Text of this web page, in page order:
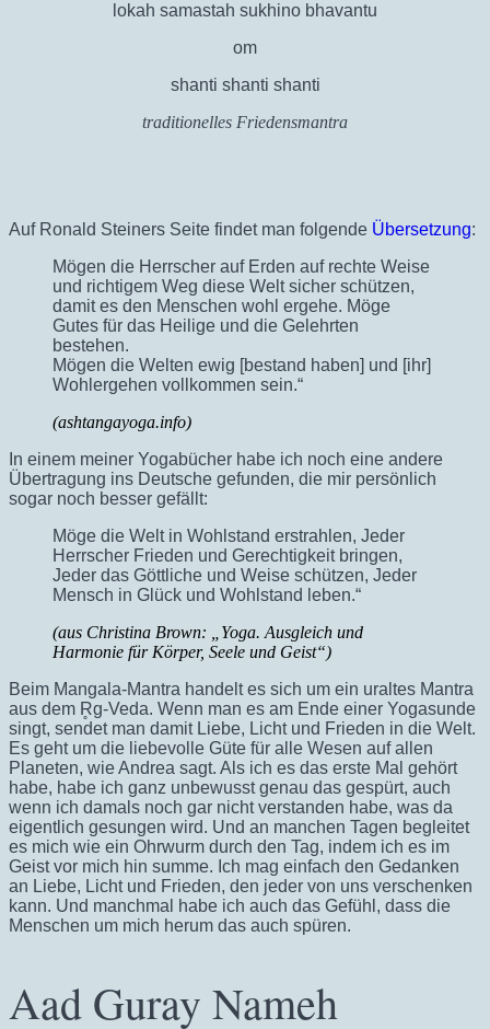
lokah samastah sukhino bhavantu
om
shanti shanti shanti
traditionelles Friedensmantra
Auf Ronald Steiners Seite findet man folgende Übersetzung:
Mögen die Herrscher auf Erden auf rechte Weise
und richtigem Weg diese Welt sicher schützen,
damit es den Menschen wohl ergehe. Möge
Gutes für das Heilige und die Gelehrten
bestehen.
Mögen die Welten ewig [bestand haben] und [ihr]
Wohlergehen vollkommen sein.“
(ashtangayoga.info)
In einem meiner Yogabücher habe ich noch eine andere
Übertragung ins Deutsche gefunden, die mir persönlich
sogar noch besser gefällt:
Möge die Welt in Wohlstand erstrahlen, Jeder
Herrscher Frieden und Gerechtigkeit bringen,
Jeder das Göttliche und Weise schützen, Jeder
Mensch in Glück und Wohlstand leben.“
(aus Christina Brown: „Yoga. Ausgleich und
Harmonie für Körper, Seele und Geist“)
Beim Mangala-Mantra handelt es sich um ein uraltes Mantra
aus dem R̥g-Veda. Wenn man es am Ende einer Yogasunde
singt, sendet man damit Liebe, Licht und Frieden in die Welt.
Es geht um die liebevolle Güte für alle Wesen auf allen
Planeten, wie Andrea sagt. Als ich es das erste Mal gehört
habe, habe ich ganz unbewusst genau das gespürt, auch
wenn ich damals noch gar nicht verstanden habe, was da
eigentlich gesungen wird. Und an manchen Tagen begleitet
es mich wie ein Ohrwurm durch den Tag, indem ich es im
Geist vor mich hin summe. Ich mag einfach den Gedanken
an Liebe, Licht und Frieden, den jeder von uns verschenken
kann. Und manchmal habe ich auch das Gefühl, dass die
Menschen um mich herum das auch spüren.
Aad Guray Nameh